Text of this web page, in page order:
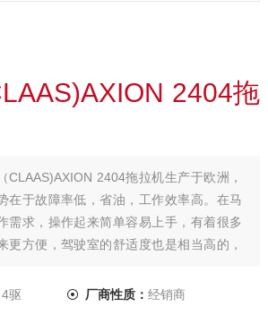
2404拖
CLAAS)AXION 2404拖拉机生产于欧洲，
在于故障率低，省油，工作效率高。在马
需求，操作起来简单容易上手，有着很多
更方便，驾驶室的舒适度也是相当高的，
驱 厂商性质： 经销商